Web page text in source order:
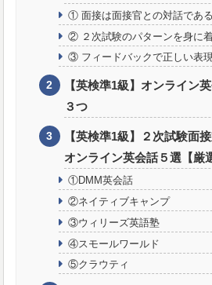
① 面接は面接官との対話である
② ２次試験のパターンを身に
③ フィードバックで正しい表
【英検準1級】オンライン
３つ
【英検準1級】２次試験面
オンライン英会話５選【厳
①DMM英会話
②ネイティブキャンプ
③ウィリーズ英語塾
④スモールワールド
⑤クラウティ